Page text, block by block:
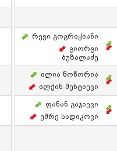
Რევი Გოგრიჭიანი
Გიორგი
Ბუზალაძე
Ილია Წოწორია
Ილქინ Მეხტიევი
Ფანან Გაჯიევი
Ემრე Სადიკოვი